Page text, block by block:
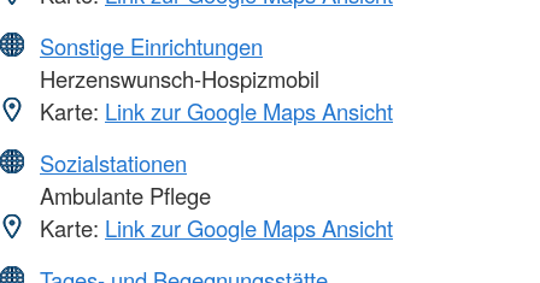
Sonstige Einrichtungen
Herzenswunsch-Hospizmobil
Karte: Link zur Google Maps Ansicht
Sozialstationen
Ambulante Pflege
Karte: Link zur Google Maps Ansicht